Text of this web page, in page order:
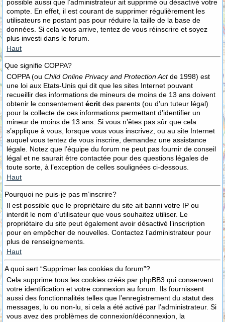
possible aussi que l’administrateur ait supprimé ou désactivé votre
compte. En effet, il est courant de supprimer régulièrement les
utilisateurs ne postant pas pour réduire la taille de la base de
données. Si cela vous arrive, tentez de vous réinscrire et soyez
plus investi dans le forum.
Haut
Que signifie COPPA?
COPPA (ou Child Online Privacy and Protection Actde 1998) est
une loi aux Etats-Unis qui dit que les sites Internet pouvant
recueillir des informations de mineurs de moins de 13 ans doivent
obtenir le consentement écrit des parents (ou d’un tuteur légal)
pour la collecte de ces informations permettant d’identifier un
mineur de moins de 13 ans. Si vous n’êtes pas sûr que cela
s’applique à vous, lorsque vous vous inscrivez, ou au site Internet
auquel vous tentez de vous inscrire, demandez une assistance
légale. Notez que l’équipe du forum ne peut pas fournir de conseil
légal et ne saurait être contactée pour des questions légales de
toute sorte, à l’exception de celles soulignées ci-dessous.
Haut
Pourquoi ne puis-je pas m’inscrire?
Il est possible que le propriétaire du site ait banni votre IP ou
interdit le nom d’utilisateur que vous souhaitez utiliser. Le
propriétaire du site peut également avoir désactivé l’inscription
pour en empêcher de nouvelles. Contactez l’administrateur pour
plus de renseignements.
Haut
A quoi sert “Supprimer les cookies du forum”?
Cela supprime tous les cookies créés par phpBB3 qui conservent
votre identification et votre connexion au forum. Ils fournissent
aussi des fonctionnalités telles que l’enregistrement du statut des
messages, lu ou non-lu, si cela a été activé par l’administrateur. Si
vous avez des problèmes de connexion/déconnexion, la